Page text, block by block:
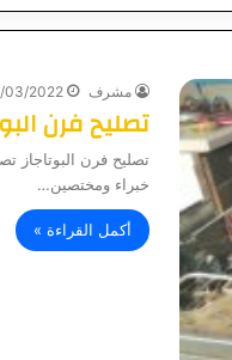
مشرف 03/2022
تصليح فرن
تصليح فرن البوتاجاز
خبراء ومختصين…
أكمل القراءة »